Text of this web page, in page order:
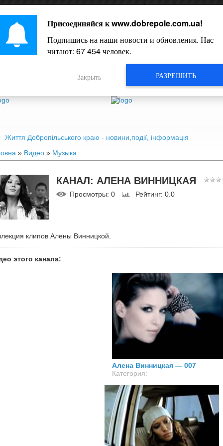
ОГОЛОШЕННЯ
Життя Добропільського краю - новини,події, інформація
» Видео » Музыка
КАНАЛ: АЛЕНА ВИННИЦКАЯ
Просмотры: 0 Рейтинг: 0.0
клипов Алены Винницкой.
этого канала:
02.08.2012
Просмотров: 0
Алена Винницкая — 007
Категория:
Присоединяйся кwww.dobrepole.com.ua!
Подпишись на наши новости и обновления. Нас
читают: 67 454человек.
РАЗРЕШИТЬ
Закрыть